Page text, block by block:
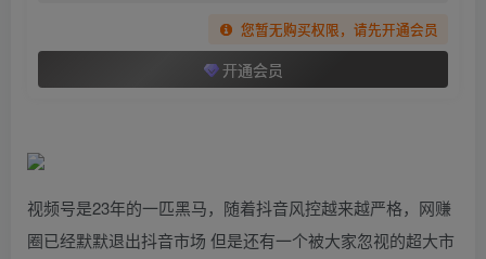
您暂无购买权限，请先开通会员
开通会员
视频号是23年的一匹黑马，随着抖音风控越来越严格，网赚
圈已经默默退出抖音市场 但是还有一个被大家忽视的超大市